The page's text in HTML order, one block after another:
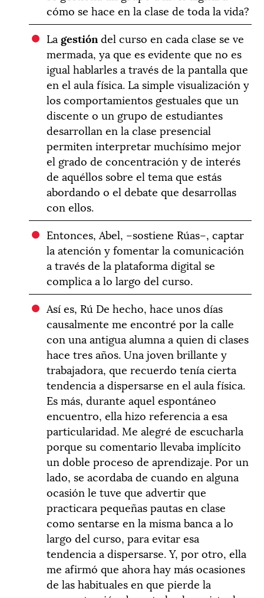
cómo se hace en la clase de toda la vida?
Lagestióndel curso en cada clase se ve
mermada, ya que es evidente que no es
igual hablarles a través de la pantalla que
en el aula física. La simple visualización y
los comportamientos gestuales que un
discente o un grupo de estudiantes
desarrollan en la clase presencial
permiten interpretar muchísimo mejor
el grado de concentración y de interés
de aquéllos sobre el tema que estás
abordando o el debate que desarrollas
con ellos.
Entonces, Abel, –sostiene Rúas–, captar
la atención y fomentar la comunicación
a través de la plataforma digital se
complica a lo largo del curso.
Así es, Rú De hecho, hace unos días
causalmente me encontré por la calle
con una antigua alumna a quien di clases
hace tres años. Una joven brillante y
trabajadora, que recuerdo tenía cierta
tendencia a dispersarse en el aula física.
Es más, durante aquel espontáneo
encuentro, ella hizo referencia a esa
particularidad. Me alegré de escucharla
porque su comentario llevaba implícito
un doble proceso de aprendizaje. Por un
lado, se acordaba de cuando en alguna
ocasión le tuve que advertir que
practicara pequeñas pautas en clase
como sentarse en la misma banca a lo
largo del curso, para evitar esa
tendencia a dispersarse. Y, por otro, ella
me afirmó que ahora hay más ocasiones
de las habituales en que pierde la